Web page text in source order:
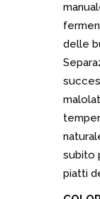
delle
subito
piatti